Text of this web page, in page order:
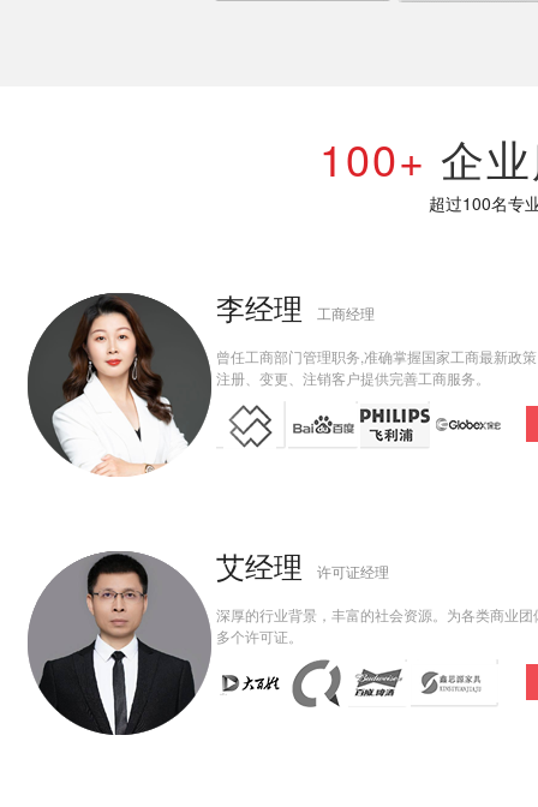
100+ 企
超过100名专
李经理 工商经理
曾任工商部门管理职务,准确掌握国家工商最新政
注册、变更、注销客户提供完善工商服务。
艾经理 许可证经理
深厚的行业背景，丰富的社会资源。为各类商业
多个许可证。